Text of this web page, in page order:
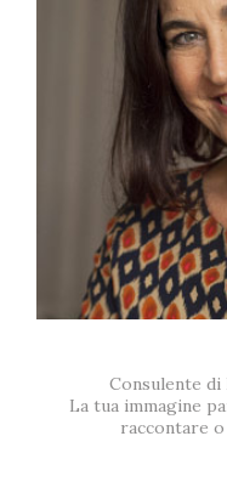
Consulente di
La tua immagine
raccontare